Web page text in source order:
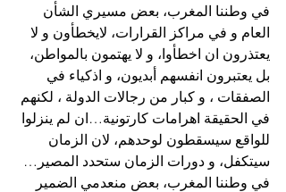
في وطننا المغرب، بعض مسيري الشأن
العام و في مراكز القرارات، لايخطأون و لا
يعتذرون ان اخطأوا، و لا يهتمون بالمواطن،
بل يعتبرون انفسهم أبديون، و اذكياء في
الصفقات ، و كبار من رجالات الدولة ، لكنهم
في الحقيقة اهرامات كارتونية…ان لم ينزلوا
للواقع سيسقطون لوحدهم، لان الزمان
سيتكفل، و دورات الزمان ستحدد المصير…
في وطننا المغرب، بعض منعدمي الضمير